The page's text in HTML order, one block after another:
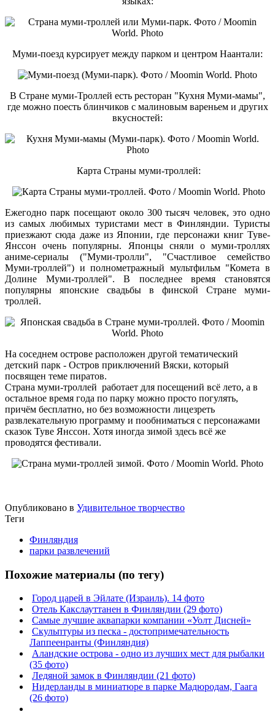
Муми-поезд курсирует между парком и центром Наантали:
В Стране муми-Троллей есть ресторан "Кухня Муми-мамы",
где можно поесть блинчиков с малиновым вареньем и других
вкусностей:
Карта Страны муми-троллей:
Ежегодно парк посещают около 300 тысяч человек, это одно
из самых любимых туристами мест в Финляндии. Туристы
приезжают сюда даже из Японии, где персонажи книг Туве-
Янссон очень популярны. Японцы сняли о муми-троллях
аниме-сериалы ("Муми-тролли", "Счастливое семейство
Муми-троллей") и полнометражный мультфильм "Комета в
Долине Муми-троллей". В последнее время становятся
популярны японские свадьбы в финской Стране муми-
троллей.
На соседнем острове расположен другой тематический
детский парк - Остров приключений Вяски, который
посвящен теме пиратов.
Страна муми-троллей работает для посещений всё лето, а в
остальное время года по парку можно просто погулять,
причём бесплатно, но без возможности лицезреть
развлекательную программу и пообниматься с персонажами
сказок Туве Янссон. Хотя иногда зимой здесь всё же
проводятся фестивали.
Опубликовано в Удивительное творчество
Теги
Финляндия
парки развлечений
Похожие материалы (по тегу)
Город царей в Эйлате (Израиль). 14 фото
Отель Какслауттанен в Финляндии (29 фото)
Самые лучшие аквапарки компании «Уолт Дисней»
Скульптуры из песка - достопримечательность
Лаппеенранты (Финляндия)
Аландские острова - одно из лучших мест для рыбалки
(35 фото)
Ледяной замок в Финляндии (21 фото)
Нидерланды в миниатюре в парке Мадюродам, Гаага
(26 фото)